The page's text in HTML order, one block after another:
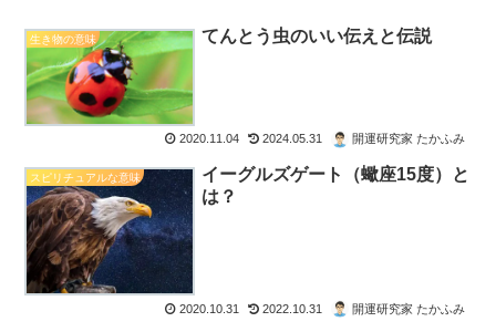
生き物の意味 てんとう虫のいい伝えと伝説
2020.11.04 2024.05.31 開運研究家 たかふみ
スピリチュアルな意味
イーグルズゲート（蠍座15度）と
は？
2020.10.31 2022.10.31 開運研究家 たかふみ